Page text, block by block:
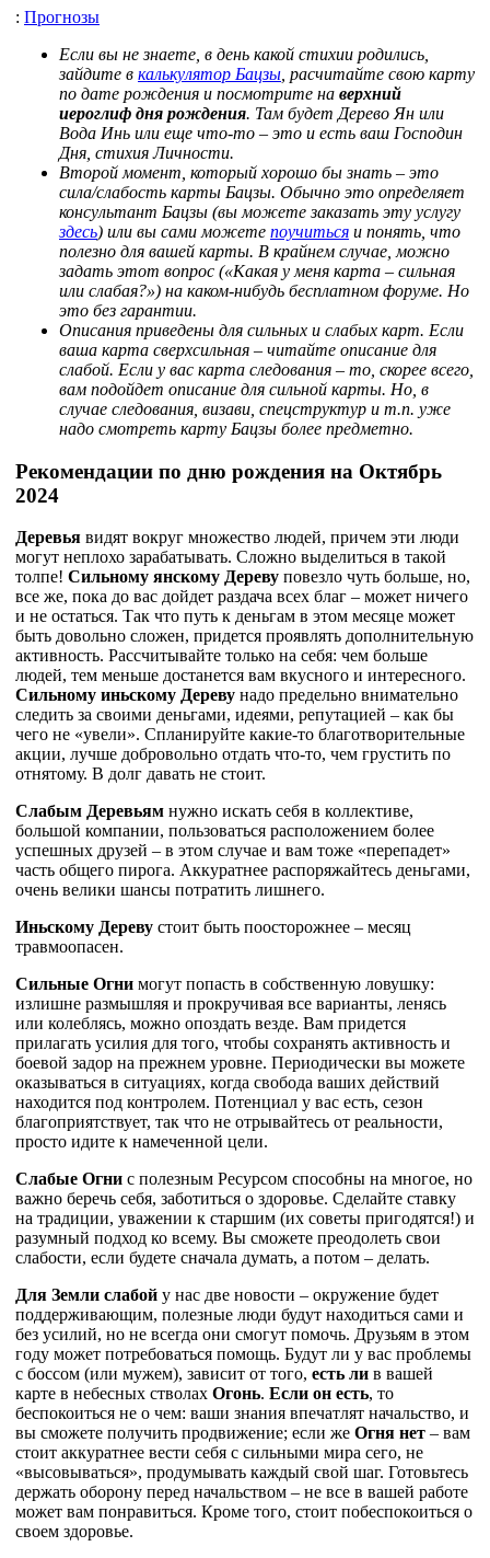
: Прогнозы
Если вы не знаете, в день какой стихии родились,
зайдите в калькулятор Бацзы , расчитайте свою карту
по дате рождения и посмотрите на верхний
иероглиф дня рождения. Там будет Дерево Ян или
Вода Инь или еще что-то – это и есть ваш Господин
Дня, стихия Личности.
Второй момент, который хорошо бы знать – это
сила/слабость карты Бацзы. Обычно это определяет
консультант Бацзы (вы можете заказать эту услугу
здесь) или вы сами можете поучиться и понять, что
полезно для вашей карты. В крайнем случае, можно
задать этот вопрос («Какая у меня карта – сильная
или слабая?») на каком-нибудь бесплатном форуме. Но
это без гарантии.
Описания приведены для сильных и слабых карт. Если
ваша карта сверхсильная – читайте описание для
слабой. Если у вас карта следования – то, скорее всего,
вам подойдет описание для сильной карты. Но, в
случае следования, визави, спецструктур и т.п. уже
надо смотреть карту Бацзы более предметно.
Рекомендации по дню рождения на Октябрь
2024
Деревья видят вокруг множество людей, причем эти люди
могут неплохо зарабатывать. Сложно выделиться в такой
толпе! Сильному янскому Дереву повезло чуть больше, но,
все же, пока до вас дойдет раздача всех благ – может ничего
и не остаться. Так что путь к деньгам в этом месяце может
быть довольно сложен, придется проявлять дополнительную
активность. Рассчитывайте только на себя: чем больше
людей, тем меньше достанется вам вкусного и интересного.
Сильному иньскому Дереву надо предельно внимательно
следить за своими деньгами, идеями, репутацией – как бы
чего не «увели». Спланируйте какие-то благотворительные
акции, лучше добровольно отдать что-то, чем грустить по
отнятому. В долг давать не стоит.
Слабым Деревьям нужно искать себя в коллективе,
большой компании, пользоваться расположением более
успешных друзей – в этом случае и вам тоже «перепадет»
часть общего пирога. Аккуратнее распоряжайтесь деньгами,
очень велики шансы потратить лишнего.
Иньскому Дереву стоит быть поосторожнее – месяц
травмоопасен.
Сильные Огни могут попасть в собственную ловушку:
излишне размышляя и прокручивая все варианты, ленясь
или колеблясь, можно опоздать везде. Вам придется
прилагать усилия для того, чтобы сохранять активность и
боевой задор на прежнем уровне. Периодически вы можете
оказываться в ситуациях, когда свобода ваших действий
находится под контролем. Потенциал у вас есть, сезон
благоприятствует, так что не отрывайтесь от реальности,
просто идите к намеченной цели.
Слабые Огни с полезным Ресурсом способны на многое, но
важно беречь себя, заботиться о здоровье. Сделайте ставку
на традиции, уважении к старшим (их советы пригодятся!) и
разумный подход ко всему. Вы сможете преодолеть свои
слабости, если будете сначала думать, а потом – делать.
Для Земли слабой у нас две новости – окружение будет
поддерживающим, полезные люди будут находиться сами и
без усилий, но не всегда они смогут помочь. Друзьям в этом
году может потребоваться помощь. Будут ли у вас проблемы
с боссом (или мужем), зависит от того, есть ли в вашей
карте в небесных стволах Огонь. Если он есть, то
беспокоиться не о чем: ваши знания впечатлят начальство, и
вы сможете получить продвижение; если же Огня нет – вам
стоит аккуратнее вести себя с сильными мира сего, не
«высовываться», продумывать каждый свой шаг. Готовьтесь
держать оборону перед начальством – не все в вашей работе
может вам понравиться. Кроме того, стоит побеспокоиться о
своем здоровье.